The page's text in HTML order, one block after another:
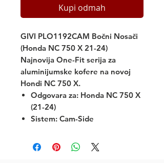
Kupi odmah
GIVI PLO1192CAM Bočni Nosači
(Honda NC 750 X 21-24)
Najnovija One-Fit serija za
aluminijumske kofere na novoj
Hondi NC 750 X.
Odgovara za: Honda NC 750 X
(21-24)
Sistem: Cam-Side